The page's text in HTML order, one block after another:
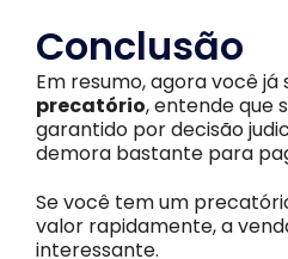
Conclusão
Em resumo, agora você já
precatório, entende que
garantido por decisão
demora bastante para
Se você tem um
valor rapidamente, a
interessante.